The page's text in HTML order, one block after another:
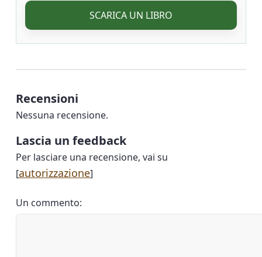
SCARICA UN LIBRO
Recensioni
Nessuna recensione.
Lascia un feedback
Per lasciare una recensione, vai su
[autorizzazione]
Un commento: